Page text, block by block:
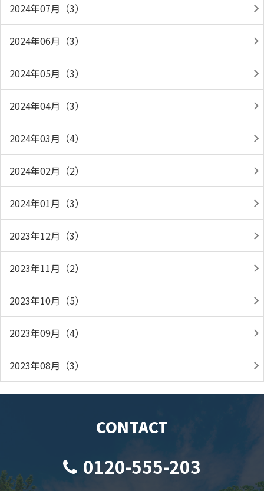
2024年07月（3）
2024年06月（3）
2024年05月（3）
2024年04月（3）
2024年03月（4）
2024年02月（2）
2024年01月（3）
2023年12月（3）
2023年11月（2）
2023年10月（5）
2023年09月（4）
2023年08月（3）
CONTACT
0120-555-203